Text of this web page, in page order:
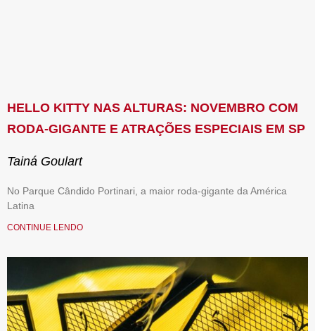
HELLO KITTY NAS ALTURAS: NOVEMBRO COM
RODA-GIGANTE E ATRAÇÕES ESPECIAIS EM SP
Tainá Goulart
No Parque Cândido Portinari, a maior roda-gigante da América
Latina
CONTINUE LENDO